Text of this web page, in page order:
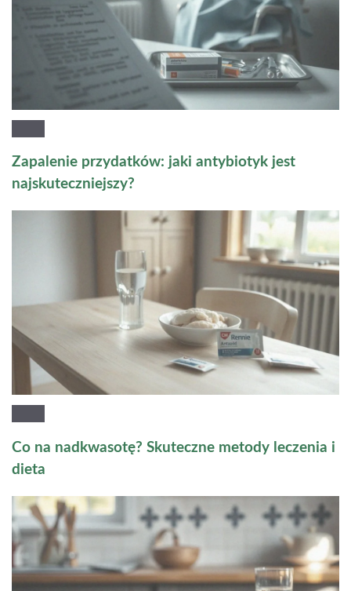
Zapalenie przydatków: jaki antybiotyk jest
najskuteczniejszy?
Co na nadkwasotę? Skuteczne metody leczenia i
dieta